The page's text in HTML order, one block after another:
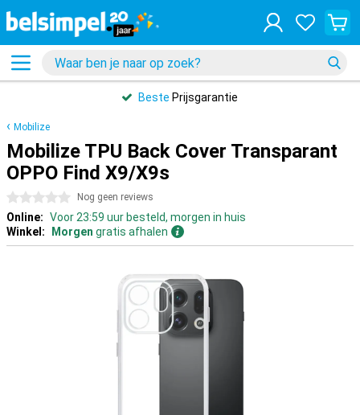
Beste Prijsgarantie
Mobilize
Mobilize TPU Back Cover Transparant
OPPO Find X9/X9s
0 sterren Nog geen reviews
Online: Voor 23:59 uur besteld, morgen in huis
Winkel:
Morgen gratis afhalen